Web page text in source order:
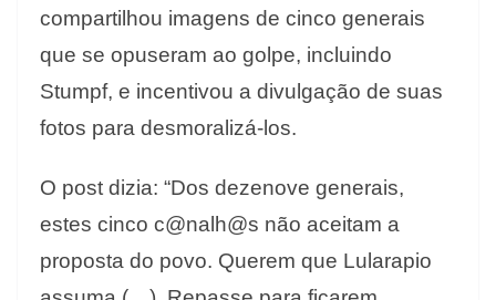
compartilhou imagens de cinco generais
que se opuseram ao golpe, incluindo
Stumpf, e incentivou a divulgação de suas
fotos para desmoralizá-los.
O post dizia: “Dos dezenove generais,
estes cinco c@nalh@s não aceitam a
proposta do povo. Querem que Lularapio